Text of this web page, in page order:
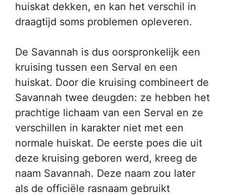
huiskat dekken, en kan het verschil in
draagtijd soms problemen opleveren.
De Savannah is dus oorspronkelijk een
kruising tussen een Serval en een
huiskat. Door die kruising combineert de
Savannah twee deugden: ze hebben het
prachtige lichaam van een Serval en ze
verschillen in karakter niet met een
normale huiskat. De eerste poes die uit
deze kruising geboren werd, kreeg de
naam Savannah. Deze naam zou later
als de officiële rasnaam gebruikt